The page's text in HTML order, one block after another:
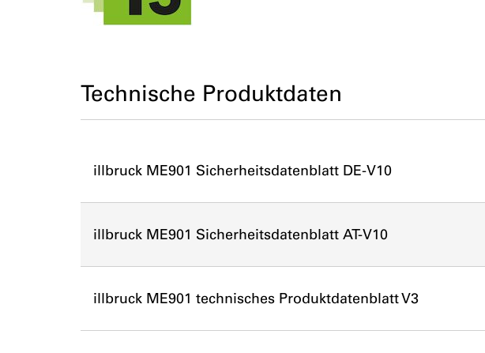
Technische Produktdaten
illbruck ME901 Sicherheitsdatenblatt DE-V10
illbruck ME901 Sicherheitsdatenblatt AT-V10
illbruck ME901 technisches Produktdatenblatt V3